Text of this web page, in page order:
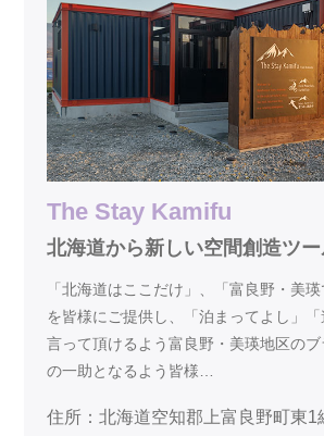
The Stay Kamifu
北海道から新しい空間創造ツ
「北海道はここだけ」、「富良野・美瑛
を皆様にご提供し、「泊まってよし」「
言って頂けるよう富良野・美瑛地区の
の一助となるよう皆様…
住所：北海道空知郡上富良野町東1